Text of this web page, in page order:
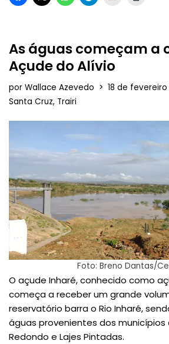
As águas começam a
Açude do Alívio
por Wallace Azevedo
18 de
Santa Cruz, Trairi
Foto: Breno Dantas/
O açude Inharé, conhecido como
começa a receber um grande
reservatório barra o Rio Inharé,
águas provenientes dos municípios
Redondo e Lajes Pintadas.